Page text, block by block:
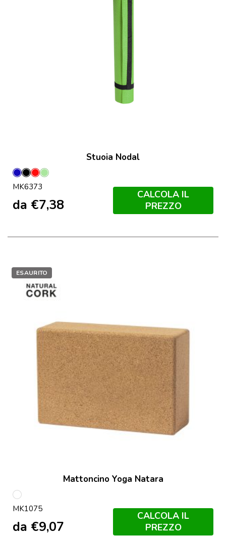
Stuoia Nodal
BluNero
RossoVerde
MK6373
da €7,38
CALCOLA IL
PREZZO
ESAURITO
Mattoncino Yoga Natara
S/C
MK1075
da €9,07
CALCOLA IL
PREZZO